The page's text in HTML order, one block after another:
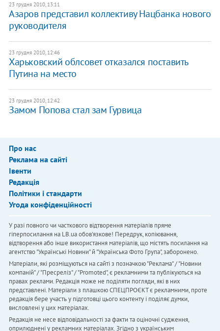
23 грудня 2010, 13:11
Азаров представил коллективу Нацбанка нового
руководителя
23 грудня 2010, 12:46
Харьковский облсовет отказался поставить
Путина на место
23 грудня 2010, 12:42
Замом Попова стал зам Гурвица
Про нас
Реклама на сайті
Івенти
Редакція
Політики і стандарти
Угода конфіденційності
У разі повного чи часткового відтворення матеріалів пряме
гіперпосилання на LB.ua обов'язкове! Передрук, копіювання,
відтворення або інше використання матеріалів, що містять посилання на
агентство "Українськi Новини" й "Українська Фото Група", заборонено.
Матеріали, які розміщуються на сайті з позначкою "Реклама" / "Новини
компаній" / "Пресреліз" / "Promoted", є рекламними та публікуються на
правах реклами. Редакція може не поділяти погляди, які в них
представлені. Матеріали з плашкою СПЕЦПРОЄКТ є рекламними, проте
редакція бере участь у підготовці цього контенту і поділяє думки,
висловлені у цих матеріалах.
Редакція не несе відповідальності за факти та оціночні судження,
оприлюднені у рекламних матеріалах. Згідно з українським